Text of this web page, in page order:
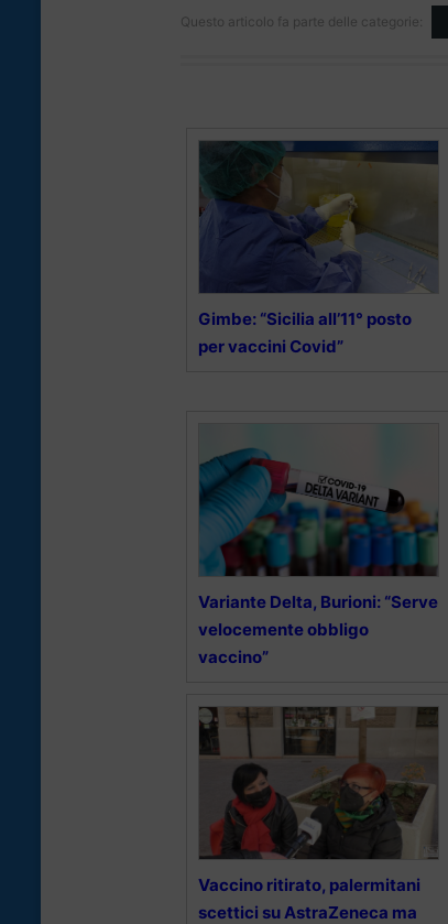
Questo articolo fa parte delle categorie:
Gimbe: “Sicilia all’11° posto
per vaccini Covid”
Variante Delta, Burioni: “Serve
velocemente obbligo
vaccino”
Vaccino ritirato, palermitani
scettici su AstraZeneca ma